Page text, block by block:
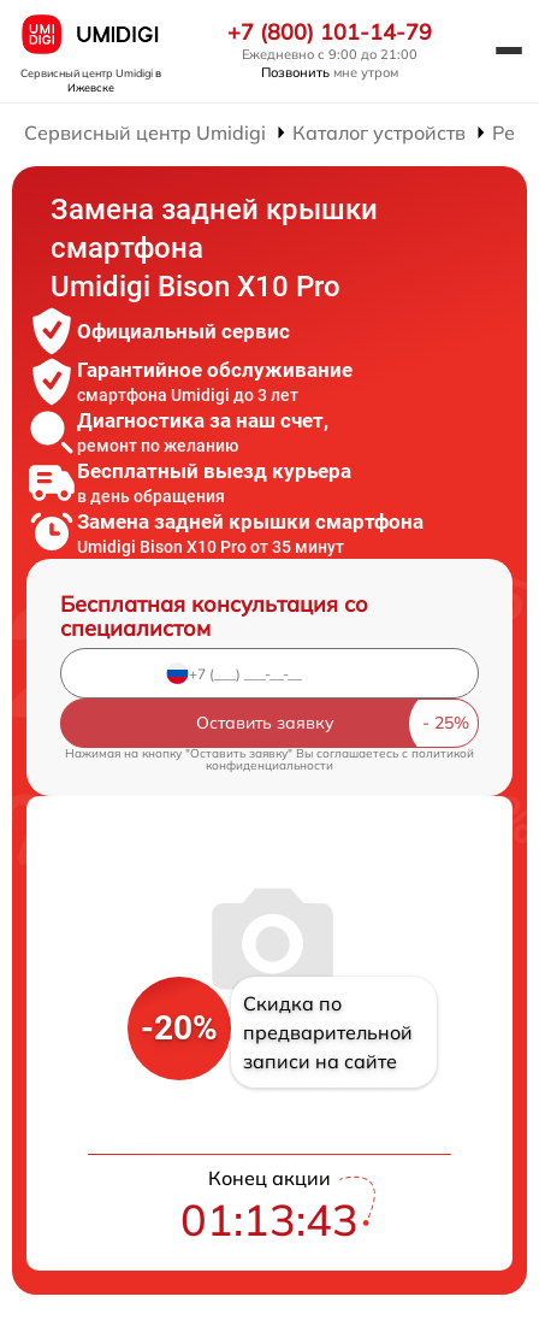
Сервисный центр Umidigiв
Ижевске
+7 (800) 101-14-79
Ежедневно с 9:00 до 21:00
Позвонить мне утром
Сервисный центр Umidigi Каталог устройств
Замена задней крышки
смартфона
Umidigi Bison X10 Pro
Официальный сервис
Гарантийное обслуживание
смартфона Umidigi до 3 лет
Диагностика за наш счет,
ремонт по желанию
Бесплатный выезд курьера
в день обращения
Замена задней крышки смартфона
Umidigi Bison X10 Pro от 35 минут
Бесплатная консультация со
специалистом
Оставить заявку
Нажимая на кнопку "Оставить заявку" Вы соглашаетесь c политикой
конфиденциальности
-20%
Скидка по
предварительной
записи на сайте
Конец акции
01:13:42